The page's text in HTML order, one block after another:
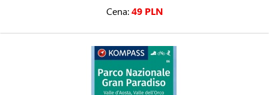
Cena:49 PLN